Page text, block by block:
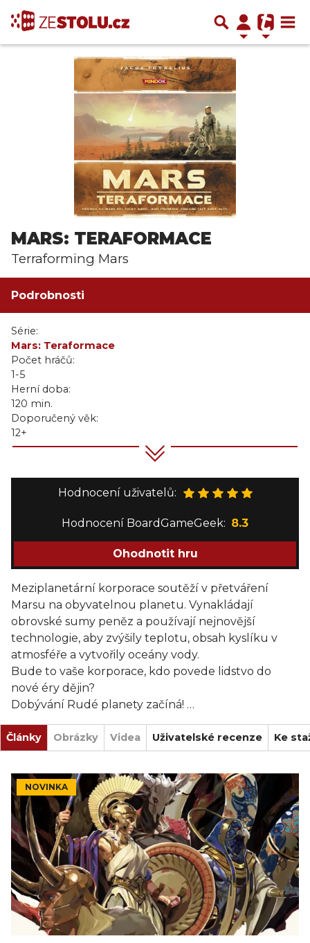
MARS: TERAFORMACE
Terraforming Mars
Podrobnosti
Série:
Mars: Teraformace
Počet hráčů:
1-5
Herní doba:
120 min.
Doporučený věk:
12+
Hodnocení uživatelů:
Hodnocení BoardGameGeek: 8.3
Ohodnotit hru
Meziplanetární korporace soutěží v přetváření
Marsu na obyvatelnou planetu. Vynakládají
obrovské sumy peněz a používají nejnovější
technologie, aby zvýšily teplotu, obsah kyslíku v
atmosféře a vytvořily oceány vody.
Bude to vaše korporace, kdo povede lidstvo do
nové éry dějin?
Dobývání Rudé planety začíná!
Články Obrázky Videa Uživatelské recenze Ke
NOVINKA